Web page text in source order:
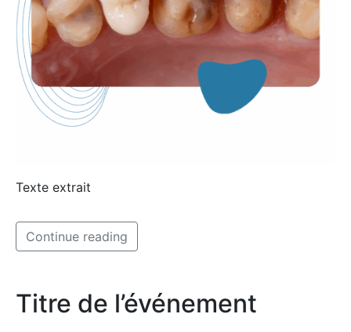
Texte extrait
Continue reading
Titre de l’événement